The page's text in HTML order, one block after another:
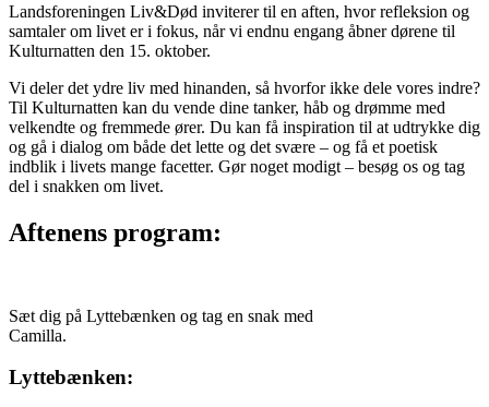
Landsforeningen Liv&Død inviterer til en aften, hvor refleksion og
samtaler om livet er i fokus, når vi endnu engang åbner dørene til
Kulturnatten den 15. oktober.
Vi deler det ydre liv med hinanden, så hvorfor ikke dele vores indre?
Til Kulturnatten kan du vende dine tanker, håb og drømme med
velkendte og fremmede ører. Du kan få inspiration til at udtrykke dig
og gå i dialog om både det lette og det svære – og få et poetisk
indblik i livets mange facetter. Gør noget modigt – besøg os og tag
del i snakken om livet.
Aftenens program:
Sæt dig på Lyttebænken og tag en snak med
Camilla.
Lyttebænken: